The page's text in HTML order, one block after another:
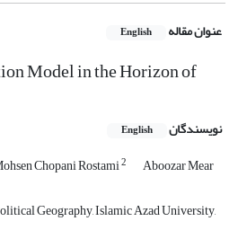
عنوان مقاله English
Model in the Horizon of
نویسندگان English
Chopani Rostami2 Aboozar Mear
Geography, Islamic Azad University,